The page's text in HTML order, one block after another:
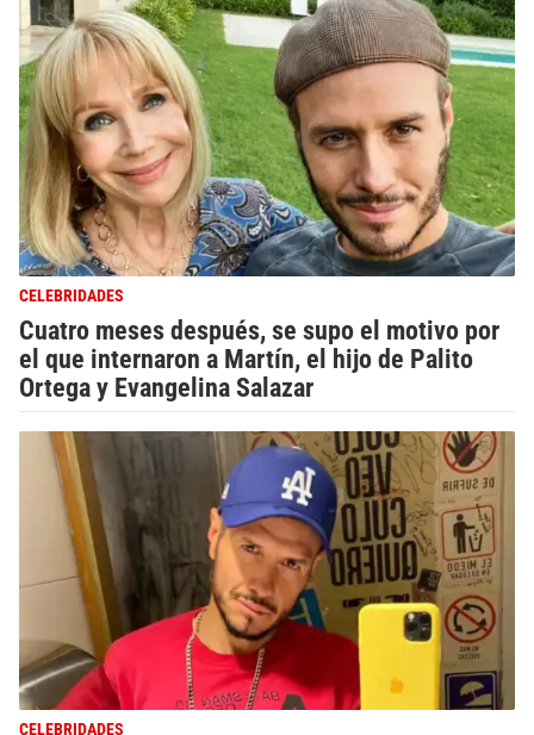
CELEBRIDADES
Cuatro meses después, se supo el motivo por
el que internaron a Martín, el hijo de Palito
Ortega y Evangelina Salazar
CELEBRIDADES